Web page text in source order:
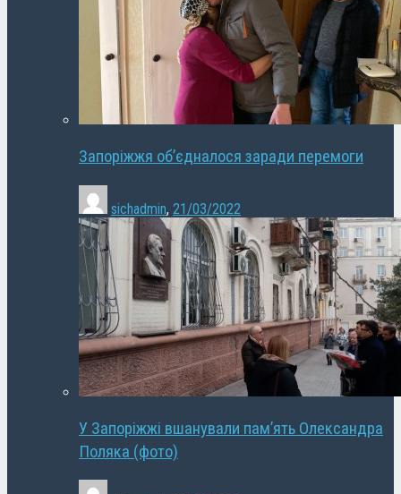
Запоріжжя об’єдналося заради перемоги
sichadmin, 21/03/2022
У Запоріжжі вшанували пам’ять Олександра
Поляка (фото)